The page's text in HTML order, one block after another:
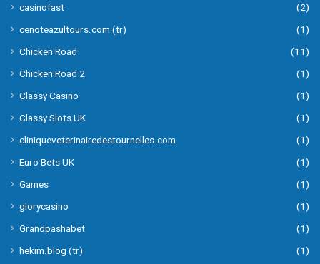
casinofast
(2)
cenoteazultours.com (tr)
(1)
Chicken Road
(11)
Chicken Road 2
(1)
Classy Casino
(1)
Classy Slots UK
(1)
cliniqueveterinairedestournelles.com
(1)
Euro Bets UK
(1)
Games
(1)
glorycasino
(1)
Grandpashabet
(1)
hekim.blog (tr)
(1)